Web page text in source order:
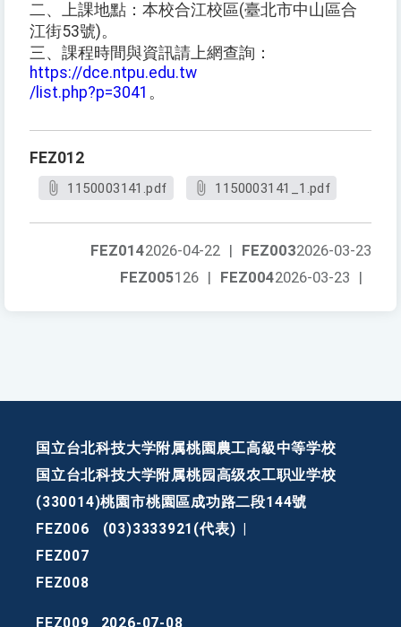
二、上課地點：本校合江校區(臺北市中山區合
江街53號)。
三、課程時間與資訊請上網查詢：
https://dce.ntpu.edu.tw
/list.php?p=3041 。
FEZ012
1150003141.pdf 1150003141_1.pdf
FEZ0032026-03-23
FEZ0142026-04-22 |
FEZ0042026-03-23 |
FEZ005126 |
国立台北科技大学附属桃園農工高級中等学校
国立台北科技大学附属桃园高级农工职业学校
(330014)桃園市桃園區成功路二段144號
FEZ006
(03)3333921(代表)
FEZ007
FEZ008
FEZ009 2026-07-08